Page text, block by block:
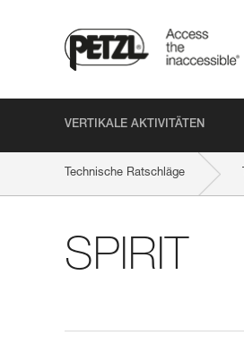
VERTIKALE AKTIVITÄTEN
Technische Ratschläge
SPIRIT